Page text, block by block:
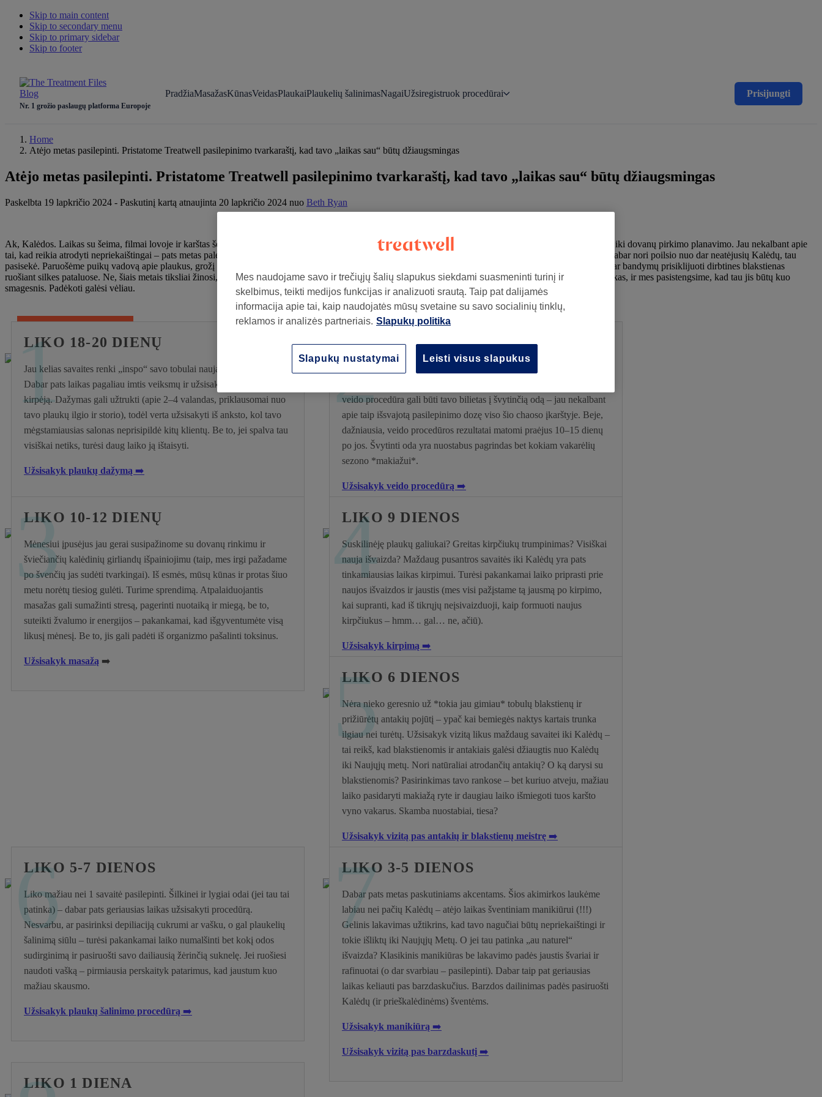
Skip to main content
Skip to secondary menu
Skip to primary sidebar
Skip to footer
Nr. 1 grožio paslaugų platforma Europoje
PradžiaMasažasKūnasVeidasPlaukaiPlaukelių šalinimasNagaiUžsiregistruok procedūrai Prisijungti
Home
Atėjo metas pasilepinti. Pristatome Treatwell pasilepinimo tvarkaraštį, kad tavo „laikas sau“ būtų džiaugsmingas
Atėjo metas pasilepinti. Pristatome Treatwell pasilepinimo tvarkaraštį, kad tavo „laikas sau“ būtų džiaugsmingas
Paskelbta 19 lapkričio 2024 - Paskutinį kartą atnaujinta 20 lapkričio 2024 nuo Beth Ryan
Ak, Kalėdos. Laikas su šeima, filmai lovoje ir karštas šokoladas – šventinis laikotarpis kaip iš pasakos. Vietoje to, turime rūpintis begale dalykų: nuo vakarėlių iki dovanų pirkimo planavimo. Jau nekalbant apie
tai, kad reikia atrodyti nepriekaištingai – pats metas palepinti save nuo galvos iki kojų. O kokios Kalėdos be šiek tiek pasilepinimo ir *žavesio* dozės?Jei jau dabar nori poilsio nuo dar neatėjusių Kalėdų, tau
pasisekė. Paruošėme puikų vadovą apie plaukus, grožį ir kūno priežiūrą. Daugiau jokių paskutinės minutės sprintų pas (užsakymų atlikti nebespėjantį) kirpėją ar bandymų prisiklijuoti dirbtines blakstienas
ruošiant silkes pataluose. Ne, šiais metais tiksliai žinosi, ką ir kada užsisakyti. Tai tarsi ankstyva kalėdinė dovana tau nuo mūsų. Kalėdų metas yra Treatwell laikas, ir mes pasistengsime, kad tau jis būtų kuo
smagesnis. Padėkoti galėsi vėliau.
1
LIKO 18-20 DIENŲ
Jau kelias savaites renki „inspo“ savo tobulai naujai plaukų spalvai?
Dabar pats laikas pagaliau imtis veiksmų ir užsisakyti vizitą pas
kirpėją. Dažymas gali užtrukti (apie 2–4 valandas, priklausomai nuo
tavo plaukų ilgio ir storio), todėl verta užsisakyti iš anksto, kol tavo
mėgstamiausias salonas neprisipildė kitų klientų. Be to, jei spalva tau
visiškai netiks, turėsi daug laiko ją ištaisyti.
Užsisakyk plaukų dažymą ➡️
2
LIKO 14-16 DIENŲ
veido procedūra gali būti tavo bilietas į švytinčią odą – jau nekalbant
apie taip išsvajotą pasilepinimo dozę viso šio chaoso įkarštyje. Beje,
dažniausia, veido procedūros rezultatai matomi praėjus 10–15 dienų
po jos. Švytinti oda yra nuostabus pagrindas bet kokiam vakarėlių
sezono *makiažui*.
Užsisakyk veido procedūrą ➡️
3
LIKO 10-12 DIENŲ
Mėnesiui įpusėjus jau gerai susipažinome su dovanų rinkimu ir
šviečiančių kalėdinių girliandų išpainiojimu (taip, mes irgi pažadame
po švenčių jas sudėti tvarkingai). Iš esmės, mūsų kūnas ir protas šiuo
metu norėtų tiesiog gulėti. Turime sprendimą. Atpalaiduojantis
masažas gali sumažinti stresą, pagerinti nuotaiką ir miegą, be to,
suteikti žvalumo ir energijos – pakankamai, kad išgyventumėte visą
likusį mėnesį. Be to, jis gali padėti iš organizmo pašalinti toksinus.
Užsisakyk masažą ➡️
4
LIKO 9 DIENOS
Suskilinėję plaukų galiukai? Greitas kirpčiukų trumpinimas? Visiškai
nauja išvaizda? Maždaug pusantros savaitės iki Kalėdų yra pats
tinkamiausias laikas kirpimui. Turėsi pakankamai laiko priprasti prie
naujos išvaizdos ir jaustis (mes visi pažįstame tą jausmą po kirpimo,
kai supranti, kad iš tikrųjų neįsivaizduoji, kaip formuoti naujus
kirpčiukus – hmm… gal… ne, ačiū).
Užsisakyk kirpimą ➡️
5
LIKO 6 DIENOS
Nėra nieko geresnio už *tokia jau gimiau* tobulų blakstienų ir
prižiūrėtų antakių pojūtį – ypač kai bemiegės naktys kartais trunka
ilgiau nei turėtų. Užsisakyk vizitą likus maždaug savaitei iki Kalėdų –
tai reikš, kad blakstienomis ir antakiais galėsi džiaugtis nuo Kalėdų
iki Naujųjų metų. Nori natūraliai atrodančių antakių? O ką darysi su
blakstienomis? Pasirinkimas tavo rankose – bet kuriuo atveju, mažiau
laiko pasidaryti makiažą ryte ir daugiau laiko išmiegoti tuos karšto
vyno vakarus. Skamba nuostabiai, tiesa?
Užsisakyk vizitą pas antakių ir blakstienų meistrę ➡️
6
LIKO 5-7 DIENOS
Liko mažiau nei 1 savaitė pasilepinti. Šilkinei ir lygiai odai (jei tau tai
patinka) – dabar pats geriausias laikas užsisakyti procedūrą.
Nesvarbu, ar pasirinksi depiliaciją cukrumi ar vašku, o gal plaukelių
šalinimą siūlu – turėsi pakankamai laiko numalšinti bet kokį odos
sudirginimą ir pasiruošti savo dailiausią žėrinčią suknelę. Jei ruošiesi
naudoti vašką – pirmiausia perskaityk patarimus, kad jaustum kuo
mažiau skausmo.
Užsisakyk plaukų šalinimo procedūrą ➡️
7
LIKO 3-5 DIENOS
Dabar pats metas paskutiniams akcentams. Šios akimirkos laukėme
labiau nei pačių Kalėdų – atėjo laikas šventiniam manikiūrui (!!!)
Gelinis lakavimas užtikrins, kad tavo nagučiai būtų nepriekaištingi ir
tokie išliktų iki Naujųjų Metų. O jei tau patinka „au naturel“
išvaizda? Klasikinis manikiūras be lakavimo padės jaustis švariai ir
rafinuotai (o dar svarbiau – pasilepinti). Dabar taip pat geriausias
laikas keliauti pas barzdaskučius. Barzdos dailinimas padės pasiruošti
Kalėdų (ir prieškalėdinėms) šventėms.
Užsisakyk manikiūrą ➡️
Užsisakyk vizitą pas barzdaskutį ➡️
LIKO 1 DIENA
Mes naudojame savo ir trečiųjų šalių slapukus siekdami suasmeninti turinį ir
skelbimus, teikti medijos funkcijas ir analizuoti srautą. Taip pat dalijamės
informacija apie tai, kaip naudojatės mūsų svetaine su savo socialinių tinklų,
reklamos ir analizės partneriais. Slapukų politika
Leisti visus slapukus
Slapukų nustatymai